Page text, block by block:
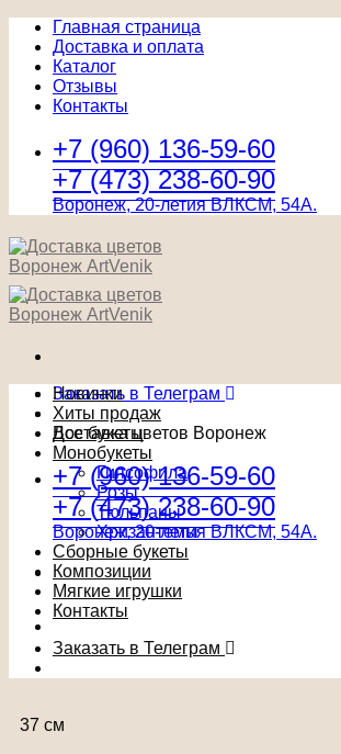
Главная страница
Доставка и оплата
Каталог
Отзывы
Контакты
+7 (960) 136-59-60
+7 (473) 238-60-90
Воронеж, 20-летия ВЛКСМ, 54А.
Заказать в Телеграм
Доставка цветов Воронеж
+7 (960) 136-59-60
+7 (473) 238-60-90
Воронеж, 20-летия ВЛКСМ, 54А.
Новинки
Хиты продаж
Все букеты
Монобукеты
Гипсофила
Розы
Тюльпаны
Хризантемы
Сборные букеты
Композиции
Мягкие игрушки
Контакты
Заказать в Телеграм
37 см